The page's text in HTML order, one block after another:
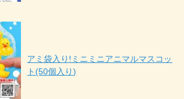
アミ袋入り!ミニミニアニマルマスコッ
ト(50個入り)